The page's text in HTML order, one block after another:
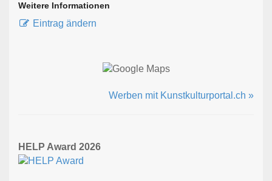
Weitere Informationen
Eintrag ändern
Werben mit Kunstkulturportal.ch »
HELP Award 2026